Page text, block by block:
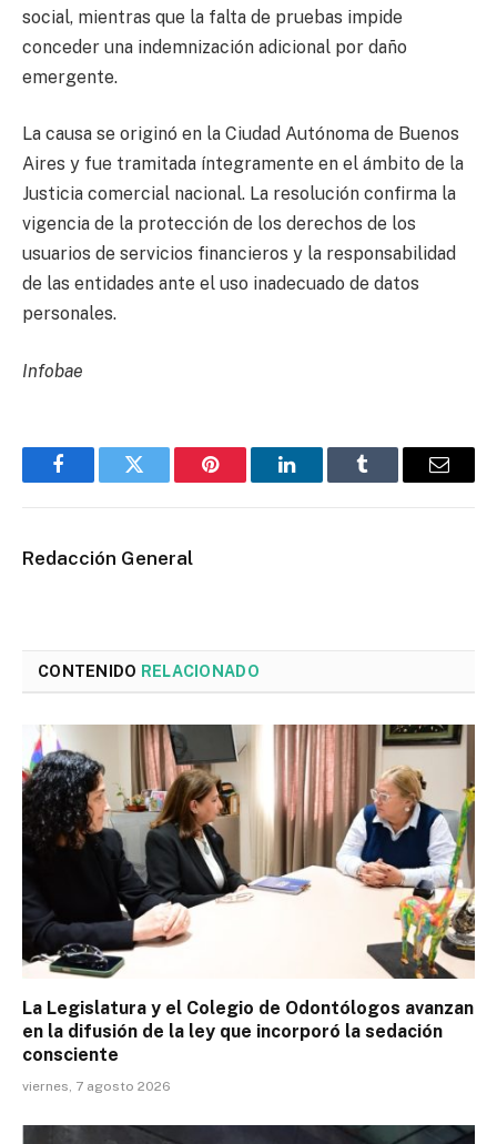
social, mientras que la falta de pruebas impide
conceder una indemnización adicional por daño
emergente.
La causa se originó en la Ciudad Autónoma de Buenos
Aires y fue tramitada íntegramente en el ámbito de la
Justicia comercial nacional. La resolución confirma la
vigencia de la protección de los derechos de los
usuarios de servicios financieros y la responsabilidad
de las entidades ante el uso inadecuado de datos
personales.
Infobae
FacebookTwitter Pinterest LinkedInTumblr Email
Redacción General
CONTENIDO RELACIONADO
La Legislatura y el Colegio de Odontólogos avanzan
en la difusión de la ley que incorporó la sedación
consciente
viernes, 7 agosto 2026